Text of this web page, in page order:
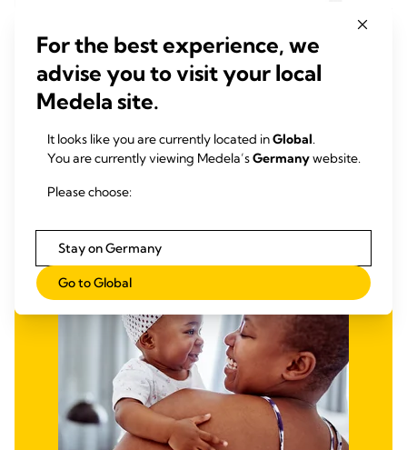
4.8
von
5
Sternen.
Bewertungen
Mehr erfahren
For the best experience, we
advise you to visit your local
Medela site.
It looks like you are currently located inGlobal.
You are currently viewing Medela’sGermanywebsite.
Please choose:
Stay on Germany
Go to Global